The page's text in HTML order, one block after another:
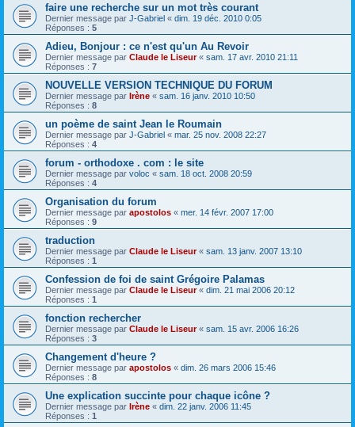
faire une recherche sur un mot très courant
Dernier message par J-Gabriel « dim. 19 déc. 2010 0:05
Réponses : 5
Adieu, Bonjour : ce n'est qu'un Au Revoir
Dernier message par Claude le Liseur« sam. 17 avr. 2010 21:11
Réponses : 7
NOUVELLE VERSION TECHNIQUE DU FORUM
Dernier message par Irène « sam. 16 janv. 2010 10:50
Réponses : 8
un poème de saint Jean le Roumain
Dernier message par J-Gabriel « mar. 25 nov. 2008 22:27
Réponses : 4
forum - orthodoxe . com : le site
Dernier message par voloc « sam. 18 oct. 2008 20:59
Réponses : 4
Organisation du forum
Dernier message par apostolos « mer. 14 févr. 2007 17:00
Réponses : 9
traduction
Dernier message par Claude le Liseur« sam. 13 janv. 2007 13:10
Réponses : 1
Confession de foi de saint Grégoire Palamas
Dernier message par Claude le Liseur« dim. 21 mai 2006 20:12
Réponses : 1
fonction rechercher
Dernier message par Claude le Liseur« sam. 15 avr. 2006 16:26
Réponses : 3
Changement d'heure ?
Dernier message par apostolos « dim. 26 mars 2006 15:46
Réponses : 8
Une explication succinte pour chaque icône ?
Dernier message par Irène « dim. 22 janv. 2006 11:45
Réponses : 1